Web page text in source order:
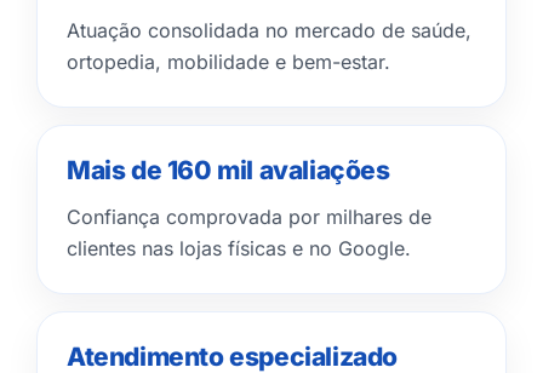
Atuação consolidada no mercado de saúde,
ortopedia, mobilidade e bem-estar.
Mais de 160 mil avaliações
Confiança comprovada por milhares de
clientes nas lojas físicas e no Google.
Atendimento especializado